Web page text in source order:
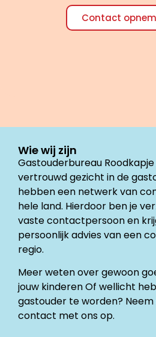
Contact
Wie wij zijn
Gastouderbureau Roodkapje
vertrouwd gezicht in de
hebben een netwerk van
hele land. Hierdoor ben je
vaste contactpersoon en
persoonlijk advies van een
regio.
Meer weten over gewoon
jouw kinderen Of wellicht
gastouder te worden?
contact met ons op.